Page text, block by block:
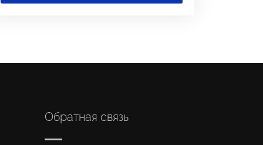
Обратная связь